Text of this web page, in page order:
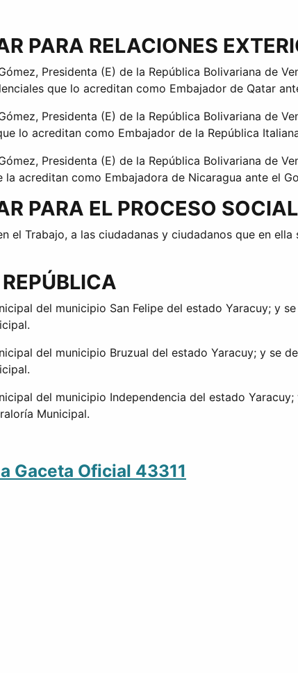
PARA RELACIONES
Presidenta (E) de la República Bolivariana de
que lo acreditan como Embajador de Qatar
Presidenta (E) de la República Bolivariana de
lo acreditan como Embajador de la República
Presidenta (E) de la República Bolivariana de
acreditan como Embajadora de Nicaragua ante el
PARA EL PROCESO
el Trabajo, a las ciudadanas y ciudadanos que en
del municipio San Felipe del estado Yaracuy; y
del municipio Bruzual del estado Yaracuy; y se
del municipio Independencia del estado
Municipal.
Gaceta Oficial 43311